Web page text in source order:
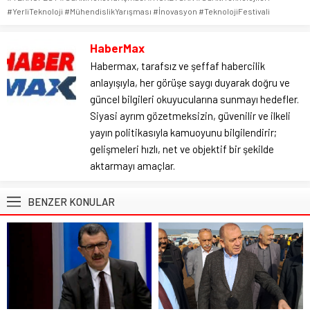
#YerliTeknoloji #MühendislikYarışması #İnovasyon #TeknolojiFestivali
HaberMax
Habermax, tarafsız ve şeffaf habercilik
anlayışıyla, her görüşe saygı duyarak doğru ve
güncel bilgileri okuyucularına sunmayı hedefler.
Siyasi ayrım gözetmeksizin, güvenilir ve ilkeli
yayın politikasıyla kamuoyunu bilgilendirir;
gelişmeleri hızlı, net ve objektif bir şekilde
aktarmayı amaçlar.
BENZER KONULAR